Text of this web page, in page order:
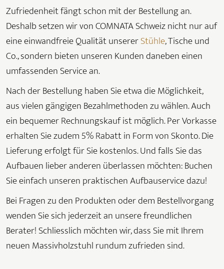
Zufriedenheit fängt schon mit der Bestellung an.
Deshalb setzen wir von COMNATA Schweiz nicht nur auf
eine einwandfreie Qualität unsererStühle, Tische und
Co., sondern bieten unseren Kunden daneben einen
umfassenden Service an.
Nach der Bestellung haben Sie etwa die Möglichkeit,
aus vielen gängigen Bezahlmethoden zu wählen. Auch
ein bequemer Rechnungskauf ist möglich. Per Vorkasse
erhalten Sie zudem 5% Rabatt in Form von Skonto. Die
Lieferung erfolgt für Sie kostenlos. Und falls Sie das
Aufbauen lieber anderen überlassen möchten: Buchen
Sie einfach unseren praktischen Aufbauservice dazu!
Bei Fragen zu den Produkten oder dem Bestellvorgang
wenden Sie sich jederzeit an unsere freundlichen
Berater! Schliesslich möchten wir, dass Sie mit Ihrem
neuen Massivholzstuhl rundum zufrieden sind.